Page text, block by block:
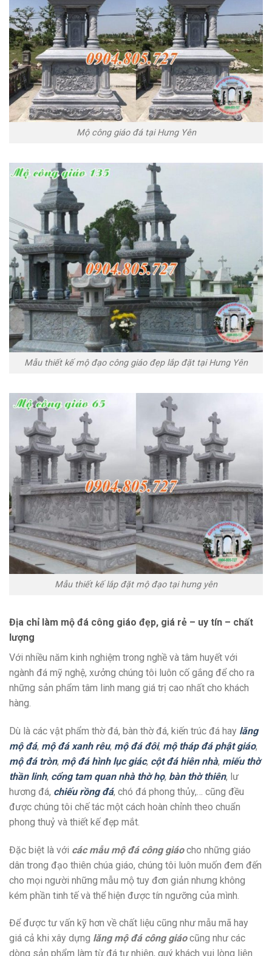
Mộ công giáo đá tại Hưng Yên
Mẫu thiết kế mộ đạo công giáo đẹp lắp đặt tại Hưng Yên
Mẫu thiết kế lắp đặt mộ đạo tại hưng yên
Địa chỉ làm mộ đá công giáo đẹp, giá rẻ – uy tín – chất
lượng
Với nhiều năm kinh nghiệm trong nghề và tâm huyết với
ngành đá mỹ nghệ, xưởng chúng tôi luôn cố gắng để cho ra
những sản phẩm tâm linh mang giá trị cao nhất cho khách
hàng.
Dù là các vật phẩm thờ đá, bàn thờ đá, kiến trúc đá hay lăng
mộ đá, mộ đá xanh rêu, mộ đá đôi, mộ tháp đá phật giáo,
mộ đá tròn, mộ đá hình lục giác, cột đá hiên nhà, miếu thờ
thần linh, cổng tam quan nhà thờ họ, bàn thờ thiên, lư
hương đá, chiếu rồng đá, chó đá phong thủy,… cũng đều
được chúng tôi chế tác một cách hoàn chỉnh theo chuẩn
phong thuỷ và thiết kế đẹp mắt.
Đặc biệt là với các mẫu mộ đá công giáocho những giáo
dân trong đạo thiên chúa giáo, chúng tôi luôn muốn đem đến
cho mọi người những mẫu mộ tuy đơn giản nhưng không
kém phần tinh tế và thể hiện được tín ngưỡng của mình.
Để được tư vấn kỹ hơn về chất liệu cũng như mẫu mã hay
giá cả khi xây dựng lăng mộ đá công giáocũng như các
dòng sản phẩm làm từ đá tự nhiên, quý khách vui lòng liên